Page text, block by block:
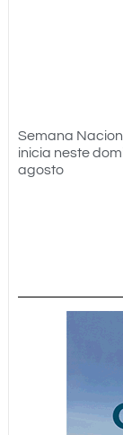
Semana
inicia neste
agosto